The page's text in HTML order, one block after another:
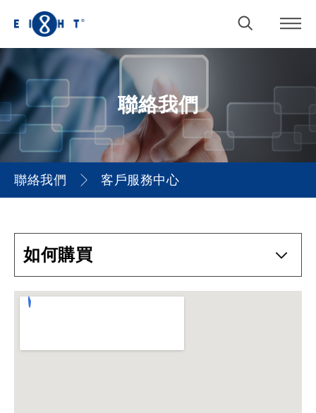
聯絡我們
聯絡我們 客戶服務中心